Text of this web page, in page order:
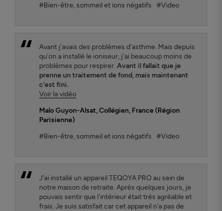
#Bien-être, sommeil et ions négatifs
#Video
Avant j'avais des problèmes d'asthme. Mais depuis
qu'on a installé le ioniseur, j'ai beaucoup moins de
problèmes pour respirer. Avant il fallait que je
prenne un traitement de fond, mais maintenant
c'est fini.
Voir la vidéo
Malo Guyon-Alsat, Collégien, France (Région
Parisienne)
#Bien-être, sommeil et ions négatifs
#Video
J'ai installé un appareil TEQOYA PRO au sein de
notre maison de retraite. Après quelques jours, je
pouvais sentir que l'intérieur était très agréable et
frais. Je suis satisfait car cet appareil n'a pas de